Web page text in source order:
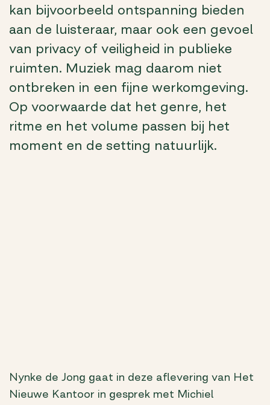
kan bijvoorbeeld ontspanning bieden
aan de luisteraar, maar ook een gevoel
van privacy of veiligheid in publieke
ruimten. Muziek mag daarom niet
ontbreken in een fijne werkomgeving.
Op voorwaarde dat het genre, het
ritme en het volume passen bij het
moment en de setting natuurlijk.
Nynke de Jong gaat in deze aflevering van Het
Nieuwe Kantoor in gesprek met Michiel